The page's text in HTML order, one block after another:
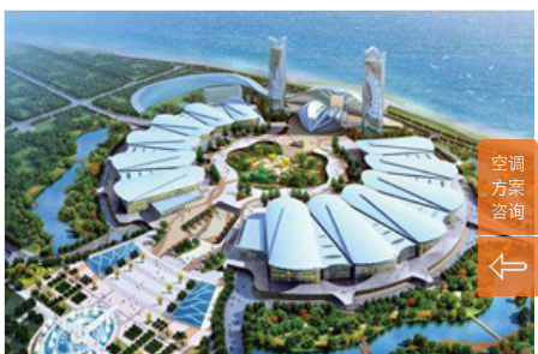
空调
方案
咨询